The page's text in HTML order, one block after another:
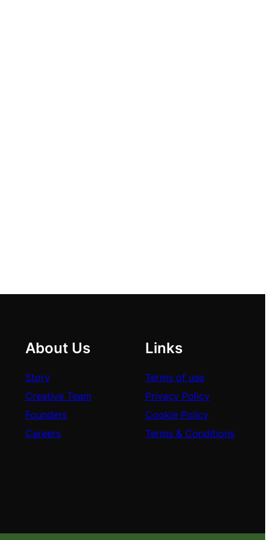
About Us
Story
Creative Team
Founders
Careers
Links
Terms of use
Privacy Policy
Cookie Policy
Terms & Conditions